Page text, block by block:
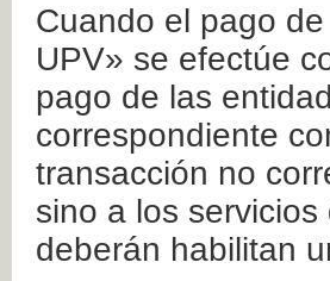
Cuando el pago
UPV» se efectúe
pago de las
correspondiente
transacción no
sino a los
deberán habilitan